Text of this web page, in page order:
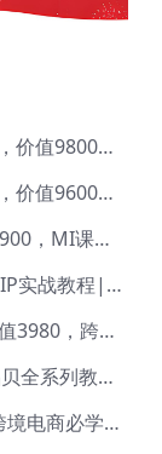
新版米课.颜Sir AI课 全系列实战教程，价值9800，跨境首选！【Ag-0052】
米课.颜Sir 三天两夜 学SEO系列教程，价值9600元，跨境人都在学 【Ag-0056】
米课.颜Sir三天两夜学会建站，价值6900，MI课甄选课程 【Ag-0055】
2026同款孙谦.谷歌优化师部落内部VIP实战教程|价值4999元全网独家解码（官方报名版本）【@034】
米课毅冰领英开发实战系列教程，价值3980，跨境必选【Ag-0049】
曾亮品贝SEO课程（价值：9800）品贝全系列教程 【Ab-0022】
米课.老华商业课 全系列实战教程，跨境电商必学，价值16900元【Ag-0053】